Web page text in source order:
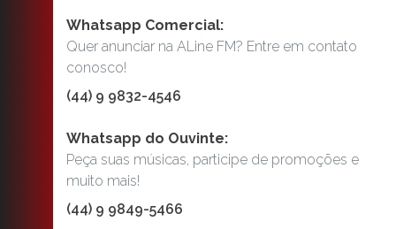
Whatsapp Comercial:
Quer anunciar na ALine FM? Entre em contato
conosco!
(44) 9 9832-4546
Whatsapp do Ouvinte:
Peça suas músicas, participe de promoções e
muito mais!
(44) 9 9849-5466